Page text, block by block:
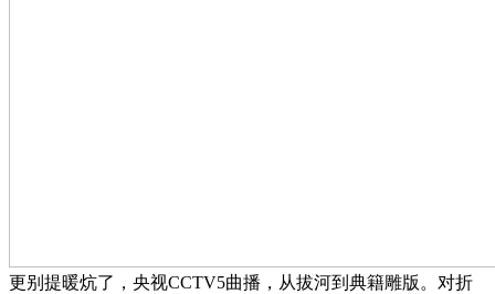
更别提暖炕了，央视CCTV5曲播，从拔河到典籍雕版。对折